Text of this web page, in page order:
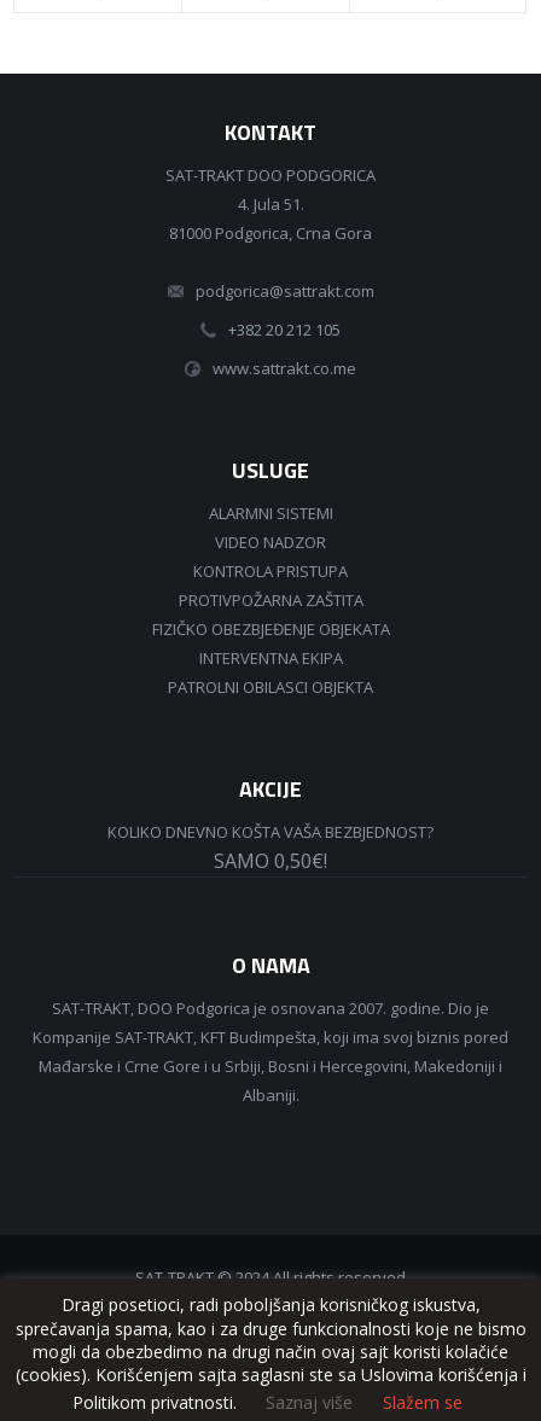
KONTAKT
SAT-TRAKT DOO PODGORICA
4. Jula 51.
81000 Podgorica, Crna Gora
podgorica@sattrakt.com
+382 20 212 105
www.sattrakt.co.me
USLUGE
ALARMNI SISTEMI
VIDEO NADZOR
KONTROLA PRISTUPA
PROTIVPOŽARNA ZAŠTITA
FIZIČKO OBEZBJEĐENJE OBJEKATA
INTERVENTNA EKIPA
PATROLNI OBILASCI OBJEKTA
AKCIJE
KOLIKO DNEVNO KOŠTA VAŠA BEZBJEDNOST?
SAMO 0,50€!
O NAMA
SAT-TRAKT, DOO Podgorica je osnovana 2007. godine. Dio je
Kompanije SAT-TRAKT, KFT Budimpešta, koji ima svoj biznis pored
Mađarske i Crne Gore i u Srbiji, Bosni i Hercegovini, Makedoniji i
Albaniji.
SAT-TRAKT © 2024 All rights reserved
www.sattrakt.com
Dragi posetioci, radi poboljšanja korisničkog iskustva,
sprečavanja spama, kao i za druge funkcionalnosti koje ne bismo
mogli da obezbedimo na drugi način ovaj sajt koristi kolačiće
(cookies). Korišćenjem sajta saglasni ste sa Uslovima korišćenja i
Politikom privatnosti.
Saznaj više Slažem se